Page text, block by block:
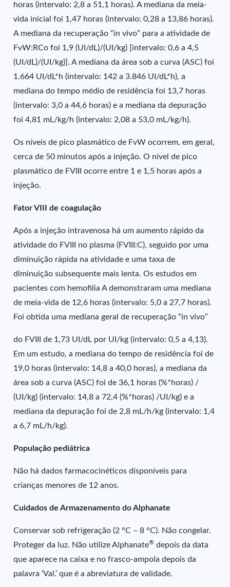
horas (intervalo: 2,8 a 51,1 horas). A mediana da meia-
vida inicial foi 1,47 horas (intervalo: 0,28 a 13,86 horas).
A mediana da recuperação “in vivo” para a atividade de
FvW:RCo foi 1,9 (UI/dL)/(UI/kg) [intervalo: 0,6 a 4,5
(UI/dL)/(UI/kg)]. A mediana da área sob a curva (ASC) foi
1.664 UI/dL*h (intervalo: 142 a 3.846 UI/dL*h), a
mediana do tempo médio de residência foi 13,7 horas
(intervalo: 3,0 a 44,6 horas) e a mediana da depuração
foi 4,81 mL/kg/h (intervalo: 2,08 a 53,0 mL/kg/h).
Os níveis de pico plasmático de FvW ocorrem, em geral,
cerca de 50 minutos após a injeção. O nível de pico
plasmático de FVIII ocorre entre 1 e 1,5 horas após a
injeção.
Fator VIII de coagulação
Após a injeção intravenosa há um aumento rápido da
atividade do FVIII no plasma (FVIII:C), seguido por uma
diminuição rápida na atividade e uma taxa de
diminuição subsequente mais lenta. Os estudos em
pacientes com hemofilia A demonstraram uma mediana
de meia-vida de 12,6 horas (intervalo: 5,0 a 27,7 horas).
Foi obtida uma mediana geral de recuperação “in vivo”
do FVIII de 1,73 UI/dL por UI/kg (intervalo: 0,5 a 4,13).
Em um estudo, a mediana do tempo de residência foi de
19,0 horas (intervalo: 14,8 a 40,0 horas), a mediana da
área sob a curva (ASC) foi de 36,1 horas (%*horas) /
(UI/kg) (intervalo: 14,8 a 72,4 (%*horas) /UI/kg) e a
mediana da depuração foi de 2,8 mL/h/kg (intervalo: 1,4
a 6,7 mL/h/kg).
População pediátrica
Não há dados farmacocinéticos disponíveis para
crianças menores de 12 anos.
Cuidados de Armazenamento do Alphanate
Conservar sob refrigeração (2 °C – 8 °C). Não congelar.
Proteger da luz. Não utilize Alphanate® depois da data
que aparece na caixa e no frasco-ampola depois da
palavra ‘Val.’ que é a abreviatura de validade.